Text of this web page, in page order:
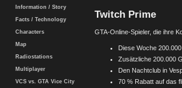
Information / Story
Facts / Technology
Characters
Map
Radiostations
Multiplayer
VCS vs. GTA Vice City
Twitch Prime
GTA-Online-Spieler, die ihre
Diese Woche
Zusätzliche 200.000
Den Nachtclub in
70 % Rabatt auf das